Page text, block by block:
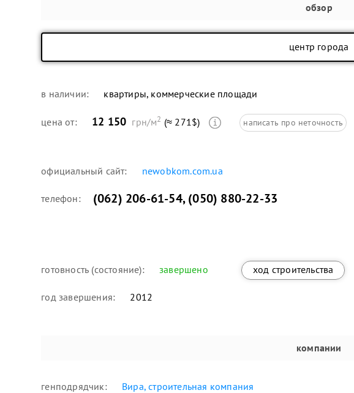
обзор
центр города
в наличии: квартиры, коммерческие площади
цена от: 12 150 грн/м2 (≈ 271$) написать про неточность
официальный сайт: newobkom.com.ua
телефон: (062) 206-61-54,(050) 880-22-33
готовность (состояние): завершено ход строительства
год завершения: 2012
компании
генподрядчик: Вира, строительная компания